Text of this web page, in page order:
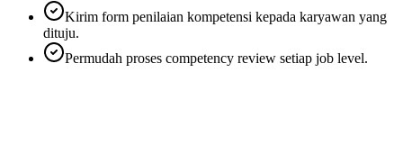
Kirim form penilaian kompetensi kepada karyawan yang
dituju.
Permudah proses competency review setiap job level.